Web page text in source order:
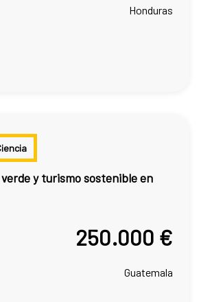
Honduras
y turismo sostenible en
250.000 €
Guatemala